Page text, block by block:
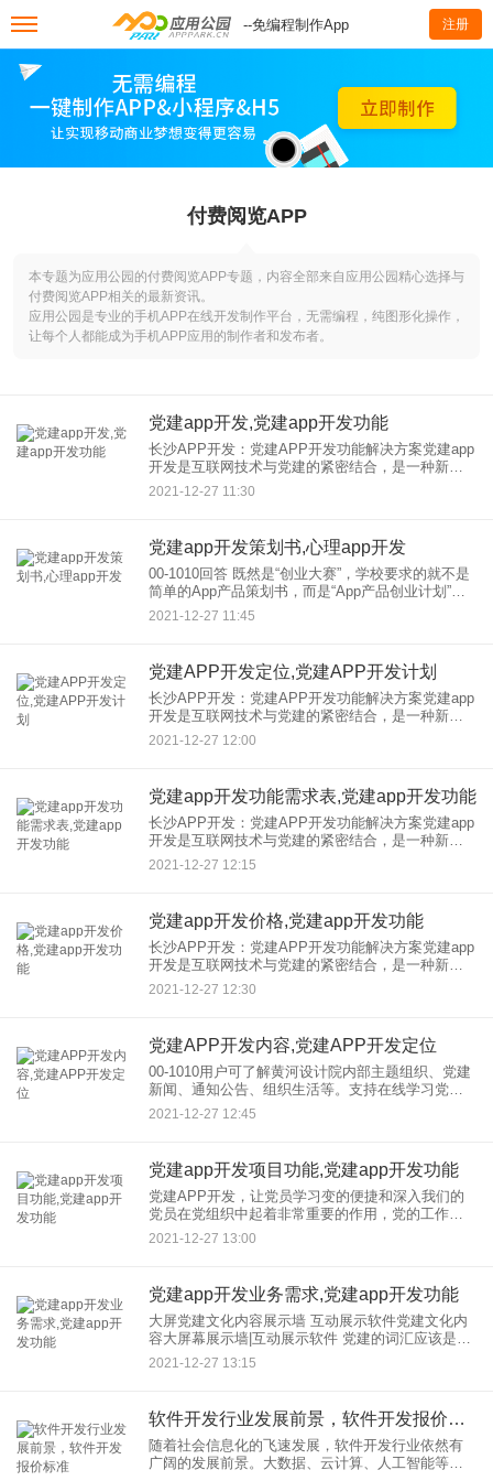
--免编程制作App 注册
付费阅览APP
本专题为应用公园的付费阅览APP专题，内容全部来自应用公园精心选择与
付费阅览APP相关的最新资讯。
应用公园是专业的手机APP在线开发制作平台，无需编程，纯图形化操作，
让每个人都能成为手机APP应用的制作者和发布者。
党建app开发,党建app开发功能
长沙APP开发：党建APP开发功能解决方案党建app
开发是互联网技术与党建的紧密结合，是一种新的
党建模式。APP可以帮助党员更快地获取信息，更
好地相互交流。随时随地办理党建业务，开展组织
2021-12-27 11:30
党建app开发策划书,心理app开发
00-1010回答 既然是“创业大赛”，学校要求的就不是
简单的App产品策划书，而是“App产品创业计划”，
即“商业计划书”，从市场分析、产品设计、产品运营
2021-12-27 11:45
党建APP开发定位,党建APP开发计划
长沙APP开发：党建APP开发功能解决方案党建app
开发是互联网技术与党建的紧密结合，是一种新的
党建模式。APP可以帮助党员更快地获取信息，更
好地相互交流。随时随地办理党建业务，开展组织
2021-12-27 12:00
党建app开发功能需求表,党建app开发功能
长沙APP开发：党建APP开发功能解决方案党建app
开发是互联网技术与党建的紧密结合，是一种新的
党建模式。APP可以帮助党员更快地获取信息，更
好地相互交流。随时随地办理党建业务，开展组织
2021-12-27 12:15
党建app开发价格,党建app开发功能
长沙APP开发：党建APP开发功能解决方案党建app
开发是互联网技术与党建的紧密结合，是一种新的
党建模式。APP可以帮助党员更快地获取信息，更
好地相互交流。随时随地办理党建业务，开展组织
2021-12-27 12:30
党建APP开发内容,党建APP开发定位
00-1010用户可了解黄河设计院内部主题组织、党建
新闻、通知公告、组织生活等。支持在线学习党建
知识、党费查询和党费缴纳等。如有需要，他们可
2021-12-27 12:45
党建app开发项目功能,党建app开发功能
党建APP开发，让党员学习变的便捷和深入我们的
党员在党组织中起着非常重要的作用，党的工作建
设也变得至关重要。如何提高党员的工作效率，如
何加强党员之间的沟通？打造蓝色科技党建app开
2021-12-27 13:00
党建app开发业务需求,党建app开发功能
大屏党建文化内容展示墙 互动展示软件党建文化内
容大屏幕展示墙|互动展示软件 党建的词汇应该是大
家都熟悉的。新闻经常在电视上报道，但很少有人
会知道具体内容的工作和性质，这意味着当时没有
2021-12-27 13:15
软件开发行业发展前景，软件开发报价标准
随着社会信息化的飞速发展，软件开发行业依然有
广阔的发展前景。大数据、云计算、人工智能等技